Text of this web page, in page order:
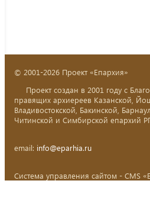
© 2001-2026 Проект «Епархия»
Проект создан в 2001 году с
правящих архиереев Казанской,
Владивостокской, Бакинской,
Читинской и Симбирской епархий
email: info@eparhia.ru
Система управления сайтом - CMS